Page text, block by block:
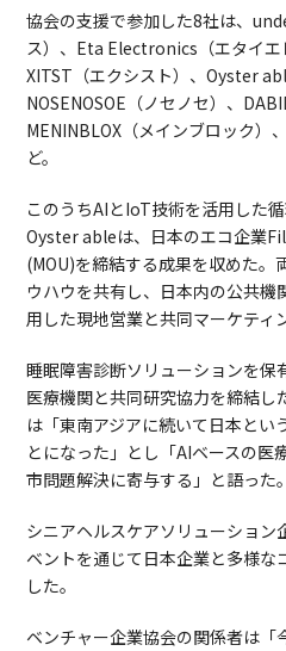
協会の支援で参加した8社は、
ス）、Eta Electronics（エタイエ
XITST（エクシスト）、Oyster
NOSENOSOE（ノセノセ）、
MENINBLOX（メインブロック）
ど。
このうちAIとIoT技術を活用した
Oyster ableは、日本のエコ企業
(MOU)を締結する成果を収めた。
ウハウを共有し、日本内の公共
用した現地営業と共同マーケティ
睡眠障害診断ソリューションを保
医療機関と共同研究協力を締結し
は「東南アジアに続いて日本とい
とになった」とし「AIベースの医
市問題解決に寄与する」と語った。
シニアヘルスケアソリューション
ベントを通じて日本企業と多様な
した。
ベンチャー企業協会の関係者は